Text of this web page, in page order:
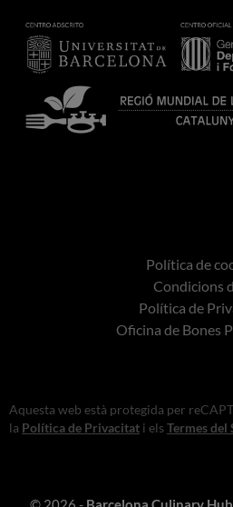
Política de
Condicions
Política de
Oficina de Bones
Aquesta web està protegida per
la Política de Privacitat i elsTermes del